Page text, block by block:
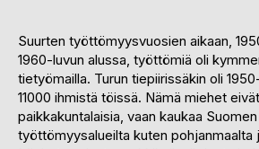
Suurten työttömyysvuosien aikaan,
1960-luvun alussa, työttömiä oli
tietyömailla. Turun tiepiirissäkin oli
11000 ihmistä töissä. Nämä miehet
paikkakuntalaisia, vaan kaukaa
työttömyysalueilta kuten pohjanmaalta